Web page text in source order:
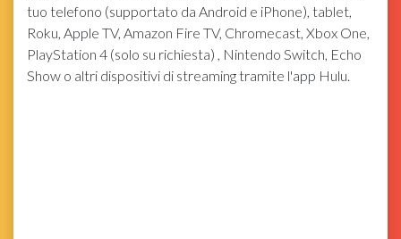
tuo telefono (supportato da Android e iPhone), tablet,
Roku, Apple TV, Amazon Fire TV, Chromecast, Xbox One,
PlayStation 4 (solo su richiesta) , Nintendo Switch, Echo
Show o altri dispositivi di streaming tramite l'app Hulu.